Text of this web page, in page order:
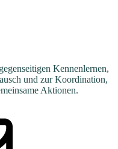
Kennenlernen,
und zur Koordination,
Aktionen.